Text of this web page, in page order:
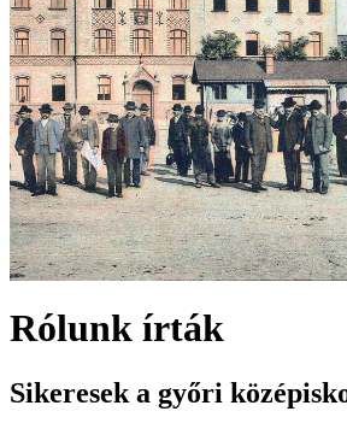
Rólunk írták
Sikeresek a győri